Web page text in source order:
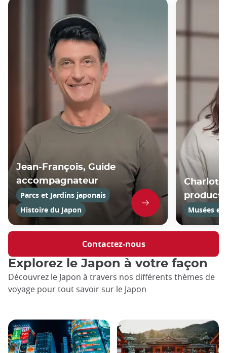
Jean-François, Guide
accompagnateur
Parcs et Jardins japonais
Histoire du Japon
product
Musées et
Contactez-nous
Explorez le Japon à votre façon
Découvrez le Japon à travers nos différents thèmes de
voyage pour tout savoir sur le Japon